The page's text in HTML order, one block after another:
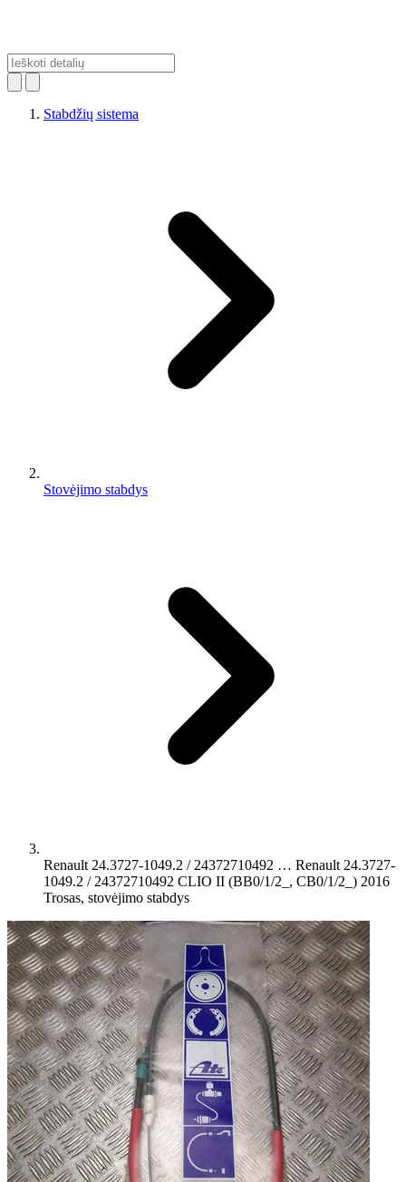
Stabdžių sistema
Stovėjimo stabdys
Renault 24.3727-1049.2 / 24372710492 … Renault 24.3727-
1049.2 / 24372710492 CLIO II (BB0/1/2_, CB0/1/2_) 2016
Trosas, stovėjimo stabdys